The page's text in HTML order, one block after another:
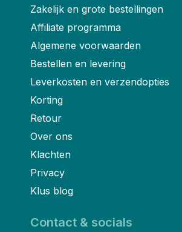
Zakelijk en grote bestellingen
Affiliate programma
Algemene voorwaarden
Bestellen en levering
Leverkosten en verzendopties
Korting
Retour
Over ons
Klachten
Privacy
Klus blog
Contact & socials